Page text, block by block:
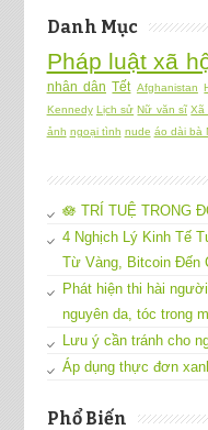
Danh Mục
Pháp luật xã
nhân dân Tết Afghanistan
Kennedy Lịch sử Nữ văn sĩ Xã
ảnh ngoại tình nude áo dài bà
🪷 TRÍ TUỆ TRONG
4 Nghịch Lý Kinh Tế
Từ Vàng, Bitcoin Đến
Phát hiện thi hài
nguyên da, tóc trong
Lưu ý cần tránh cho
Áp dụng thực đơn
Phổ Biến